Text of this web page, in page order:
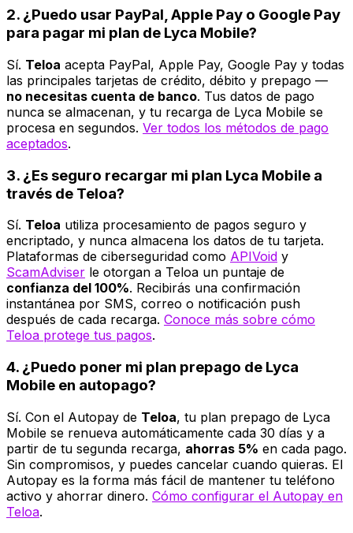
2. ¿Puedo usar PayPal, Apple Pay o Google Pay
para pagar mi plan de Lyca Mobile?
Sí. Teloa acepta PayPal, Apple Pay, Google Pay y todas
las principales tarjetas de crédito, débito y prepago —
no necesitas cuenta de banco. Tus datos de pago
nunca se almacenan, y tu recarga de Lyca Mobile se
procesa en segundos. Ver todos los métodos de pago
aceptados.
3. ¿Es seguro recargar mi plan Lyca Mobile a
través de Teloa?
Sí. Teloa utiliza procesamiento de pagos seguro y
encriptado, y nunca almacena los datos de tu tarjeta.
Plataformas de ciberseguridad como APIVoid y
ScamAdviser le otorgan a Teloa un puntaje de
confianza del 100%. Recibirás una confirmación
instantánea por SMS, correo o notificación push
después de cada recarga. Conoce más sobre cómo
Teloa protege tus pagos.
4. ¿Puedo poner mi plan prepago de Lyca
Mobile en autopago?
Sí. Con el Autopay de Teloa, tu plan prepago de Lyca
Mobile se renueva automáticamente cada 30 días y a
partir de tu segunda recarga, ahorras 5% en cada pago.
Sin compromisos, y puedes cancelar cuando quieras. El
Autopay es la forma más fácil de mantener tu teléfono
activo y ahorrar dinero. Cómo configurar el Autopay en
Teloa.